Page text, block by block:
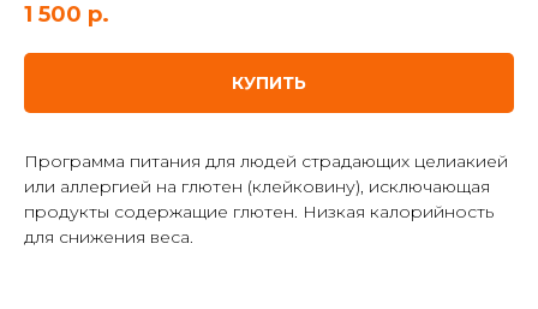
1 500 р.
КУПИТЬ
Программа питания для людей страдающих целиакией
или аллергией на глютен (клейковину), исключающая
продукты содержащие глютен. Низкая калорийность
для снижения веса.